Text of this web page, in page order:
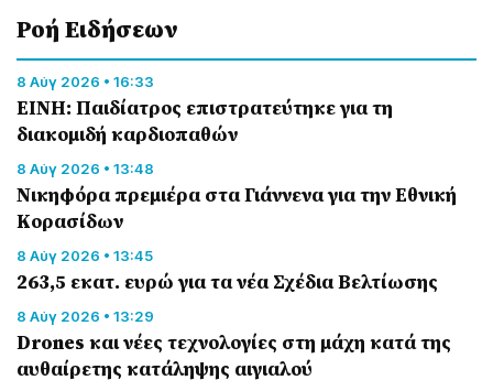
Ροή Eιδήσεων
8 Αύγ 2026 • 16:33
ΕΙΝΗ: Παιδίατρος επιστρατεύτηκε για τη
διακομιδή καρδιοπαθών
8 Αύγ 2026 • 13:48
Nικηφόρα πρεμιέρα στα Γιάννενα για την Εθνική
Κορασίδων
8 Αύγ 2026 • 13:45
263,5 εκατ. ευρώ για τα νέα Σχέδια Βελτίωσης
8 Αύγ 2026 • 13:29
Drones και νέες τεχνολογίες στη μάχη κατά της
αυθαίρετης κατάληψης αιγιαλού